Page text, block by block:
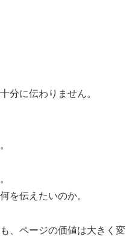
分に伝わりません。
を伝えたいのか。
、ページの価値は大きく変